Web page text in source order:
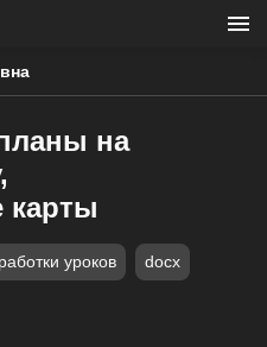
на
карты
уроков docx